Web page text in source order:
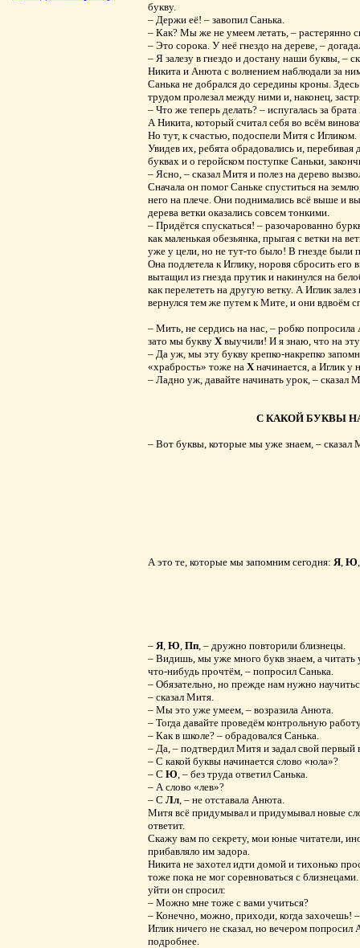
букву.
– Держи её! – завопил Санька.
– Как? Мы же не умеем летать, – растерянно
– Это сорока. У неё гнездо на дереве, –
– Я залезу в гнездо и достану наши буквы, –
Никита и Анюта с волнением наблюдали за
Санька не добрался до середины кроны.
трудом пролезал между ними и, наконец,
– Что же теперь делать? – испугалась за
А Никита, который считал себя во всём
Но тут, к счастью, подоспели Митя с Игликом.
Увидев их, ребята обрадовались и,
буквах и о геройском поступке Саньки,
– Ясно, – сказал Митя и полез на дерево
Сначала он помог Саньке спуститься на
него на плече. Они поднимались всё выше и
дерева ветки оказались совсем тонкими.
– Придётся спускаться! – разочарованно
как маленькая обезьянка, прыгая с ветки на
уже у цели, но не тут-то было! В гнезде были
Она подлетела к Иглику, норовя сбросить
вытащил из гнезда прутик и накинулся на
как перелететь на другую ветку. А Иглик
вернулся тем же путем к Мите, и они вдвоём
– Мить, не сердись на нас, – робко
зато мы букву Хвыучили! И я знаю, что на
– Да уж, мы эту букву крепко-накрепко
«храбрость» тоже на Хначинается, а Иглик у
– Ладно уж, давайте начинать урок, – сказал
С КАКОЙ БУКВЫ
– Вот буквы, которые мы уже знаем, – сказал
А это те, которые мы запомним сегодня: Я, Ю
– Я, Ю, Пп, – дружно повторили близнецы.
– Видишь, мы уже много букв знаем, а читать
что-нибудь прочтём, – попросил Санька.
– Обязательно, но прежде нам нужно
– сказал Митя.
– Мы это уже умеем, – возразила Анюта.
– Тогда давайте проведём контрольную
– Как в школе? – обрадовался Санька.
– Да, – подтвердил Митя и задал свой первый
– С какой буквы начинается слово «юла»?
– С Ю, – без труда ответил Санька.
– А слово «лев»?
– С Лл, – не отставала Анюта.
Митя всё придумывал и придумывал новые
ответит.
Скажу вам по секрету, мои юные читатели,
прибавляло им задора.
Никита не захотел идти домой и тихонько
тоже пока не мог соревноваться с
уйти он спросил:
– Можно мне тоже с вами учиться?
– Конечно, можно, приходи, когда захочешь!
Иглик ничего не сказал, но вечером
подробнее.